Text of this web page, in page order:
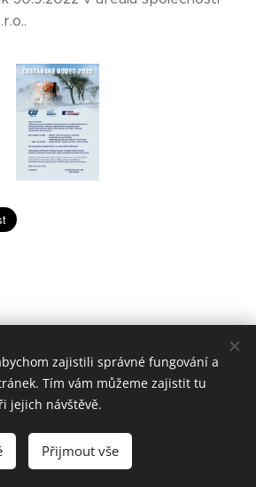
2007 - 2023
Webnode
zajistili správné fungování a
Tím vám můžeme zajistit tu
jejich návštěvě.
Přijmout vše